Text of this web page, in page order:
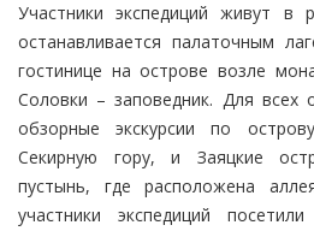
Участники экспедиций живут в
останавливается палаточным
гостинице на острове возле
Соловки – заповедник. Для всех
обзорные экскурсии по
Секирную гору, и Заяцкие
пустынь, где расположена
участники экспедиций